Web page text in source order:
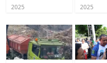
2025
2025